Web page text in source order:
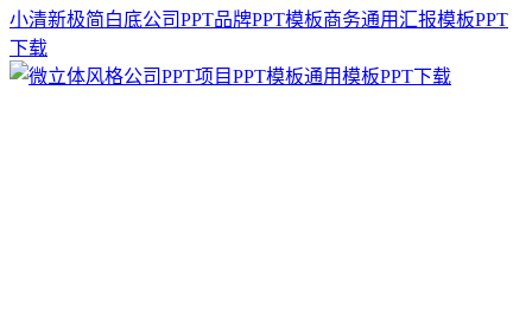
小清新极简白底公司PPT品牌PPT模板商务通用汇报模板PPT
下载